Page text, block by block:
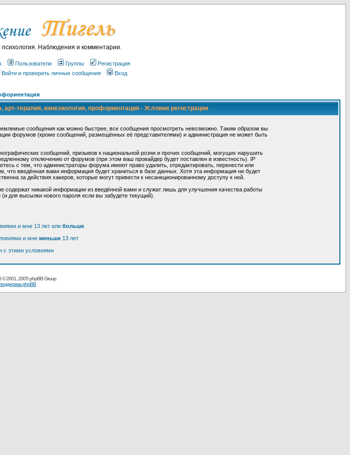
психология. Наблюдения и комментарии.
Пользователи Группы
Регистрация
Войти и проверить личные сообщения Вход
терапия, кинезиология, профориентация - Условия регистрации
сообщения как можно быстрее, все сообщения просмотреть невозможно. Таким образом вы
форумов (кроме сообщений, размещённых её представителями) и администрация не может быть
сообщений, призывов к национальной розни и прочих сообщений, могущих нарушить
отключению от форумов (при этом ваш провайдер будет поставлен в известность). IP
с тем, что администраторы форума имеют право удалить, отредактировать, перенести или
введённая вами информация будет храниться в базе данных. Хотя эта информация не будет
за действия хакеров, которые могут привести к несанкционированному доступу к ней.
никакой информации из введённой вами и служат лишь для улучшения качества работы
для высылки нового пароля если вы забудете текущий).
и мне 13 лет или больше
и мне меньше 13 лет
с этими условиями
© 2001, 2005 phpBB Group
phpBB